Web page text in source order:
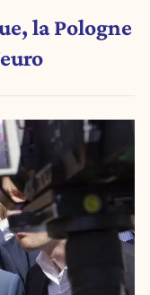
la Pologne